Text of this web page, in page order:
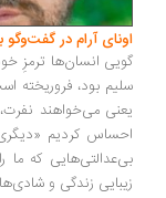
آرام در گفت‌وگو با
انسان‌ها ترمزِ خود را
بود، فروریخته است. در
می‌خواهند نفرت،
کردیم «دیگری»
که ما را
زندگی و شادی‌هایش...